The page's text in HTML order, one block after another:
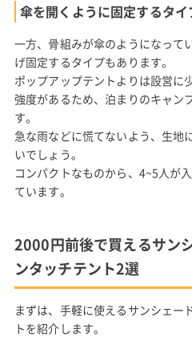
傘を開くように固定するタ
一方、骨組みが傘のようになって
げ固定するタイプもあります。
ポップアップテントよりは設営に
強度があるため、泊まりのキャン
す。
急な雨などに慌てないよう、生地
いでしょう。
コンパクトなものから、4~5人が
ています。
2000円前後で買えるサン
ンタッチテント2選
まずは、手軽に使えるサンシェー
トを紹介します。